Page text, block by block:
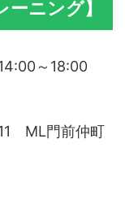
ーニング】
～18:00
門前仲町